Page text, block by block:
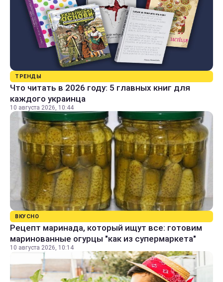
ТРЕНДЫ
Что читать в 2026 году: 5 главных книг для
каждого украинца
10 августа 2026, 10:44
ВКУСНО
Рецепт маринада, который ищут все: готовим
маринованные огурцы "как из супермаркета"
10 августа 2026, 10:14